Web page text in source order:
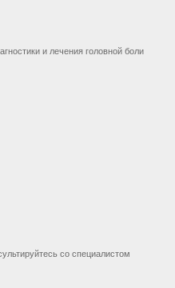
и лечения головной боли
со специалистом